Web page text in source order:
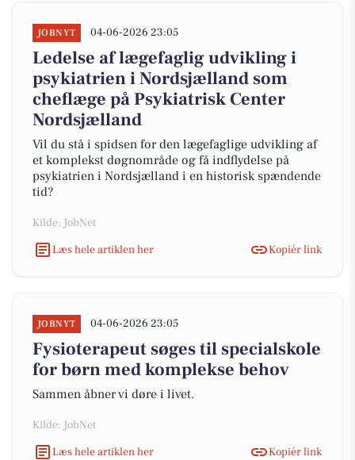
JOBNYT 04-06-2026 23:05
Ledelse af lægefaglig udvikling i
psykiatrien i Nordsjælland som
cheflæge på Psykiatrisk Center
Nordsjælland
Vil du stå i spidsen for den lægefaglige udvikling af
et komplekst døgnområde og få indflydelse på
psykiatrien i Nordsjælland i en historisk spændende
tid?
Kilde: JobNet
Læs hele artiklen her
Kopiér link
JOBNYT 04-06-2026 23:05
Fysioterapeut søges til specialskole
for børn med komplekse behov
Sammen åbner vi døre i livet.
Kilde: JobNet
Læs hele artiklen her
Kopiér link